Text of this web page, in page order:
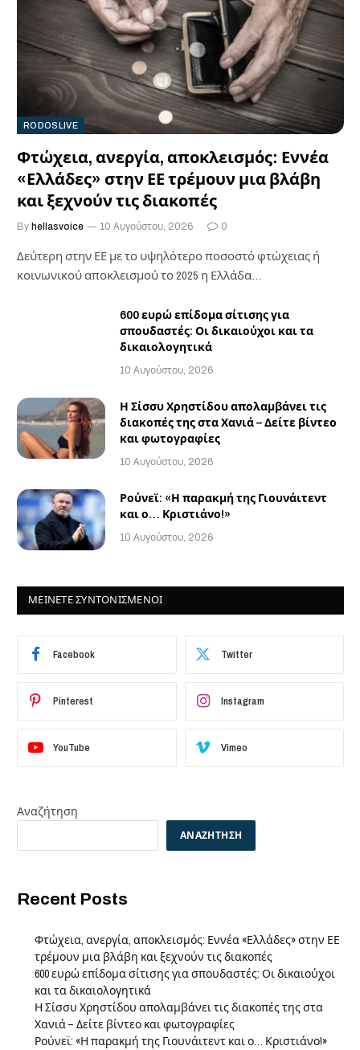
RODOSLIVE
Φτώχεια, ανεργία, αποκλεισμός: Εννέα
«Ελλάδες» στην ΕΕ τρέμουν μια βλάβη
και ξεχνούν τις διακοπές
By hellasvoice 10 Αυγούστου, 2026 0
Δεύτερη στην ΕΕ με το υψηλότερο ποσοστό φτώχειας ή
κοινωνικού αποκλεισμού το 2025 η Ελλάδα…
600 ευρώ επίδομα σίτισης για
σπουδαστές: Οι δικαιούχοι και τα
δικαιολογητικά
10 Αυγούστου, 2026
Η Σίσσυ Χρηστίδου απολαμβάνει τις
διακοπές της στα Χανιά – Δείτε βίντεο
και φωτογραφίες
10 Αυγούστου, 2026
Ρούνεϊ: «Η παρακμή της Γιουνάιτεντ
και ο… Κριστιάνο!»
10 Αυγούστου, 2026
ΜΕΙΝΕΤΕ ΣΥΝΤΟΝΙΣΜΕΝΟΙ
Facebook Twitter
Pinterest Instagram
YouTube Vimeo
Αναζήτηση
ΑΝΑΖΉΤΗΣΗ
Recent Posts
Φτώχεια, ανεργία, αποκλεισμός: Εννέα «Ελλάδες» στην ΕΕ
τρέμουν μια βλάβη και ξεχνούν τις διακοπές
600 ευρώ επίδομα σίτισης για σπουδαστές: Οι δικαιούχοι
και τα δικαιολογητικά
Η Σίσσυ Χρηστίδου απολαμβάνει τις διακοπές της στα
Χανιά – Δείτε βίντεο και φωτογραφίες
Ρούνεϊ: «Η παρακμή της Γιουνάιτεντ και ο… Κριστιάνο!»